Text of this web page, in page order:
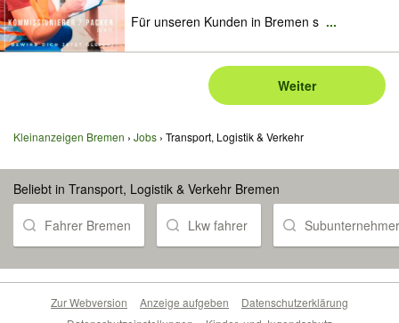
Für unseren Kunden in Bremen s ...
Weiter
Kleinanzeigen Bremen Jobs Transport, Logistik & Verkehr
Beliebt in Transport, Logistik & Verkehr Bremen
Fahrer Bremen Lkw fahrer
Zur Webversion Anzeige aufgeben
Datenschutzerklärung